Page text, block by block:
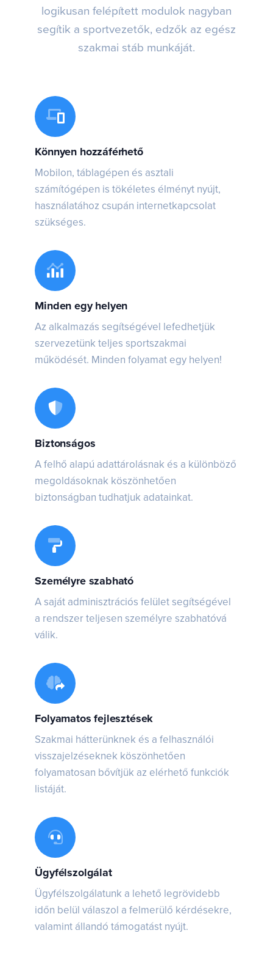
logikusan felépített modulok nagyban
segítik a sportvezetők, edzők az egész
szakmai stáb munkáját.
Könnyen hozzáférhető
Mobilon, táblagépen és asztali
számítógépen is tökéletes élményt nyújt,
használatához csupán internetkapcsolat
szükséges.
Minden egy helyen
Az alkalmazás segítségével lefedhetjük
szervezetünk teljes sportszakmai
működését. Minden folyamat egy helyen!
Biztonságos
A felhő alapú adattárolásnak és a különböző
megoldásoknak köszönhetően
biztonságban tudhatjuk adatainkat.
Személyre szabható
A saját adminisztrációs felület segítségével
a rendszer teljesen személyre szabhatóvá
válik.
Folyamatos fejlesztések
Szakmai hátterünknek és a felhasználói
visszajelzéseknek köszönhetően
folyamatosan bővítjük az elérhető funkciók
listáját.
Ügyfélszolgálat
Ügyfélszolgálatunk a lehető legrövidebb
időn belül válaszol a felmerülő kérdésekre,
valamint állandó támogatást nyújt.